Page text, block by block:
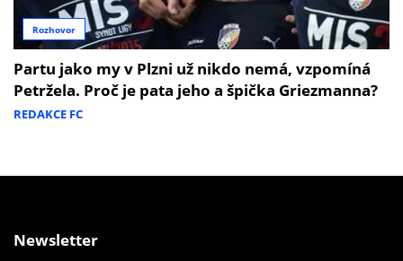
Rozhovor
Partu jako my v Plzni už nikdo nemá, vzpomíná
Petržela. Proč je pata jeho a špička Griezmanna?
REDAKCE FC
Newsletter